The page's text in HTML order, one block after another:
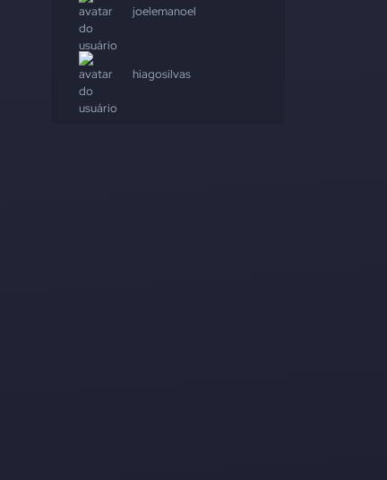
joelemanoel
hiagosilvas